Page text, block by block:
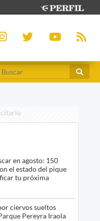
en agosto: 150
el estado del pique
tu próxima
ciervos sueltos
Pereyra Iraola